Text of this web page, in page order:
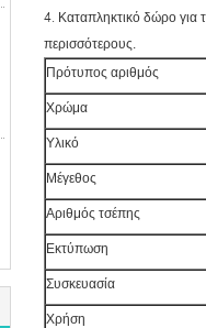
4. Καταπληκτικό δώρο για
περισσότερους.
Πρότυπος αριθμός
Χρώμα
Υλικό
Μέγεθος
Αριθμός τσέπης
Εκτύπωση
Συσκευασία
Χρήση